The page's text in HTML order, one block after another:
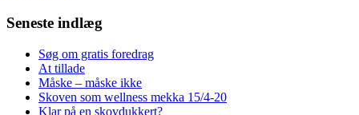
Seneste indlæg
Søg om gratis foredrag
At tillade
Måske – måske ikke
Skoven som wellness mekka 15/4-20
Klar på en skovdukkert?